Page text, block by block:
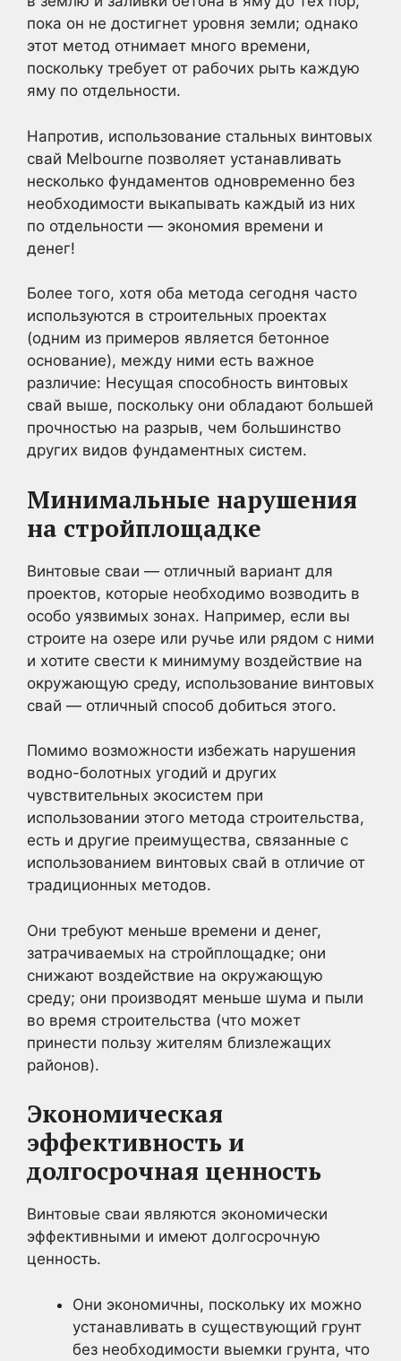
пока он не достигнет уровня земли; однако
этот метод отнимает много времени,
поскольку требует от рабочих рыть каждую
яму по отдельности.
Напротив, использование стальных винтовых
свай Melbourne позволяет устанавливать
несколько фундаментов одновременно без
необходимости выкапывать каждый из них
по отдельности — экономия времени и
денег!
Более того, хотя оба метода сегодня часто
используются в строительных проектах
(одним из примеров является бетонное
основание), между ними есть важное
различие: Несущая способность винтовых
свай выше, поскольку они обладают большей
прочностью на разрыв, чем большинство
других видов фундаментных систем.
Минимальные нарушения
на стройплощадке
Винтовые сваи — отличный вариант для
проектов, которые необходимо возводить в
особо уязвимых зонах. Например, если вы
строите на озере или ручье или рядом с ними
и хотите свести к минимуму воздействие на
окружающую среду, использование винтовых
свай — отличный способ добиться этого.
Помимо возможности избежать нарушения
водно-болотных угодий и других
чувствительных экосистем при
использовании этого метода строительства,
есть и другие преимущества, связанные с
использованием винтовых свай в отличие от
традиционных методов.
Они требуют меньше времени и денег,
затрачиваемых на стройплощадке; они
снижают воздействие на окружающую
среду; они производят меньше шума и пыли
во время строительства (что может
принести пользу жителям близлежащих
районов).
Экономическая
эффективность и
долгосрочная ценность
Винтовые сваи являются экономически
эффективными и имеют долгосрочную
ценность.
Они экономичны, поскольку их можно
устанавливать в существующий грунт
без необходимости выемки грунта, что